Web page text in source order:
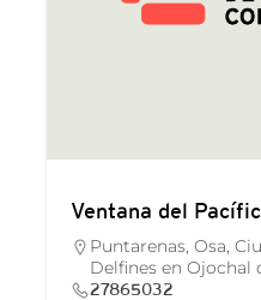
Ventana del
Puntarenas, Osa,
Delfines en Ojochal
27865032